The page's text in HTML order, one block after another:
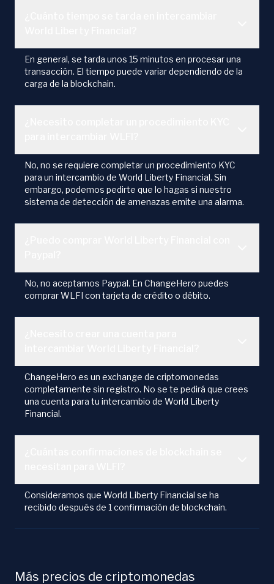
En general, se tarda unos 15 minutos en procesar una
transacción. El tiempo puede variar dependiendo de la
carga de la blockchain.
No, no se requiere completar un procedimiento KYC
para un intercambio de World Liberty Financial. Sin
embargo, podemos pedirte que lo hagas si nuestro
sistema de detección de amenazas emite una alarma.
No, no aceptamos Paypal. En ChangeHero puedes
comprar WLFI con tarjeta de crédito o débito.
ChangeHero es un exchange de criptomonedas
completamente sin registro. No se te pedirá que crees
una cuenta para tu intercambio de World Liberty
Financial.
Consideramos que World Liberty Financial se ha
recibido después de 1 confirmación de blockchain.
Más precios de criptomonedas